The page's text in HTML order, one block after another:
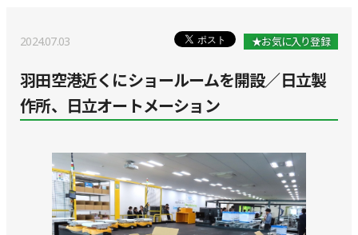
2024.07.03 ★お気に入り登録
羽田空港近くにショールームを開設／日立製
作所、日立オートメーション